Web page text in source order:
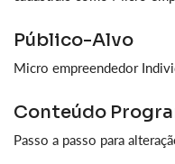
Público-Alvo
Micro empreendedor
Conteúdo
Passo a passo para